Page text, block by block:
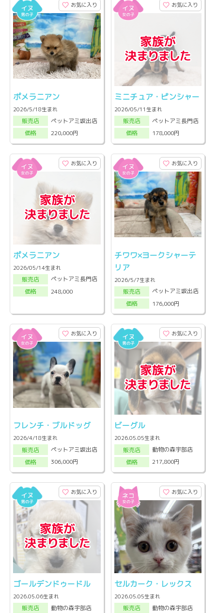
お気に入り
ポメラニアン
2026/5/18生まれ
販売店
ペットアミ坂出店
価格
220,000円
お気に入り
ミニチュア・ピンシャー
2026/05/11生まれ
販売店
ペットアミ長門店
価格
178,000円
お気に入り
ポメラニアン
2026/05/14生まれ
販売店
ペットアミ長門店
価格
248,000
お気に入り
チワワ×ヨークシャーテ
リア
2026/5/7生まれ
販売店
ペットアミ坂出店
価格
176,000円
お気に入り
フレンチ・ブルドッグ
2026/4/18生まれ
販売店
ペットアミ坂出店
価格
306,000円
お気に入り
ビーグル
2026.05.05生まれ
販売店
動物の森宇部店
価格
217,800円
お気に入り
ゴールデンドゥードル
2026.05.06生まれ
販売店
動物の森宇部店
お気に入り
セルカーク・レックス
2026.05.05生まれ
販売店
動物の森宇部店